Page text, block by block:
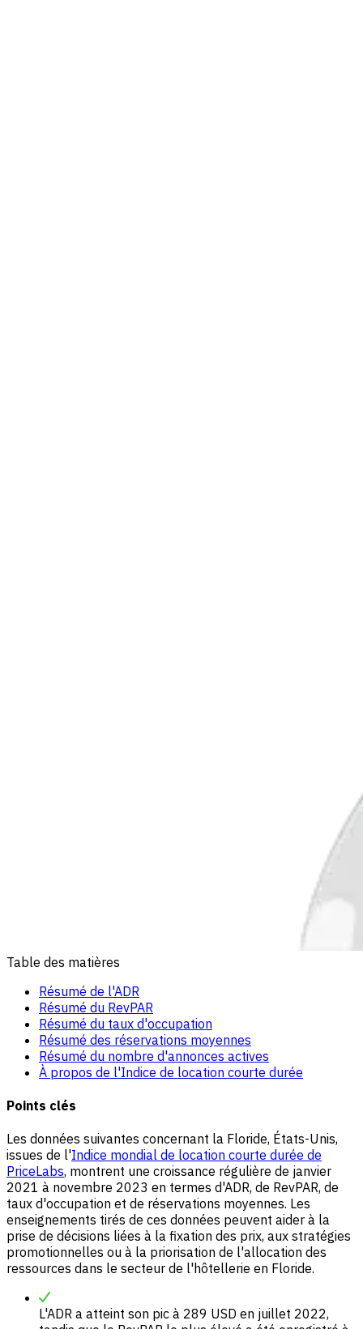
Table des matières
Résumé de l'ADR
Résumé du RevPAR
Résumé du taux d'occupation
Résumé des réservations moyennes
Résumé du nombre d'annonces actives
À propos de l'Indice de location courte durée
Points clés
Les données suivantes concernant la Floride, États-Unis,
issues de l'Indice mondial de location courte durée de
PriceLabs, montrent une croissance régulière de janvier
2021 à novembre 2023 en termes d'ADR, de RevPAR, de
taux d'occupation et de réservations moyennes. Les
enseignements tirés de ces données peuvent aider à la
prise de décisions liées à la fixation des prix, aux stratégies
promotionnelles ou à la priorisation de l'allocation des
ressources dans le secteur de l'hôtellerie en Floride.
L'ADR a atteint son pic à 289 USD en juillet 2022,